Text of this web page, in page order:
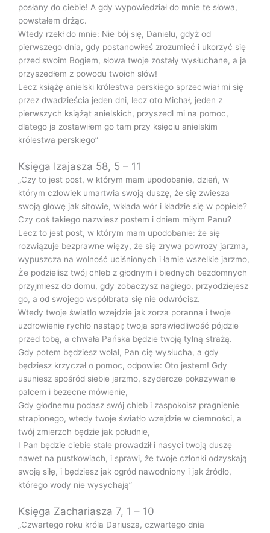
posłany do ciebie! A gdy wypowiedział do mnie te słowa,
powstałem drżąc.
Wtedy rzekł do mnie: Nie bój się, Danielu, gdyż od
pierwszego dnia, gdy postanowiłeś zrozumieć i ukorzyć się
przed swoim Bogiem, słowa twoje zostały wysłuchane, a ja
przyszedłem z powodu twoich słów!
Lecz książę anielski królestwa perskiego sprzeciwiał mi się
przez dwadzieścia jeden dni, lecz oto Michał, jeden z
pierwszych książąt anielskich, przyszedł mi na pomoc,
dlatego ja zostawiłem go tam przy księciu anielskim
królestwa perskiego”
Księga Izajasza 58, 5 – 11
„Czy to jest post, w którym mam upodobanie, dzień, w
którym człowiek umartwia swoją duszę, że się zwiesza
swoją głowę jak sitowie, wkłada wór i kładzie się w popiele?
Czy coś takiego nazwiesz postem i dniem miłym Panu?
Lecz to jest post, w którym mam upodobanie: że się
rozwiązuje bezprawne więzy, że się zrywa powrozy jarzma,
wypuszcza na wolność uciśnionych i łamie wszelkie jarzmo,
Że podzielisz twój chleb z głodnym i biednych bezdomnych
przyjmiesz do domu, gdy zobaczysz nagiego, przyodziejesz
go, a od swojego współbrata się nie odwrócisz.
Wtedy twoje światło wzejdzie jak zorza poranna i twoje
uzdrowienie rychło nastąpi; twoja sprawiedliwość pójdzie
przed tobą, a chwała Pańska będzie twoją tylną strażą.
Gdy potem będziesz wołał, Pan cię wysłucha, a gdy
będziesz krzyczał o pomoc, odpowie: Oto jestem! Gdy
usuniesz spośród siebie jarzmo, szydercze pokazywanie
palcem i bezecne mówienie,
Gdy głodnemu podasz swój chleb i zaspokoisz pragnienie
strapionego, wtedy twoje światło wzejdzie w ciemności, a
twój zmierzch będzie jak południe,
I Pan będzie ciebie stale prowadził i nasyci twoją duszę
nawet na pustkowiach, i sprawi, że twoje członki odzyskają
swoją siłę, i będziesz jak ogród nawodniony i jak źródło,
którego wody nie wysychają”
Księga Zachariasza 7, 1 – 10
„Czwartego roku króla Dariusza, czwartego dnia